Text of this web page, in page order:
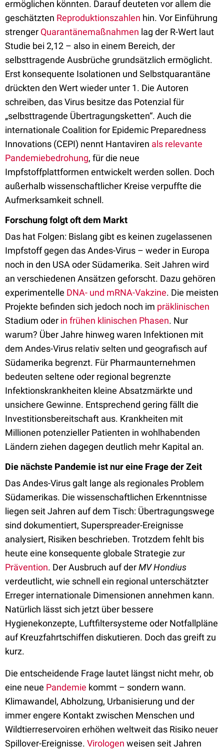
ermöglichen könnten. Darauf deuteten vor allem die
geschätzten Reproduktionszahlen hin. Vor Einführung
strenger Quarantänemaßnahmen lag der R-Wert laut
Studie bei 2,12 – also in einem Bereich, der
selbsttragende Ausbrüche grundsätzlich ermöglicht.
Erst konsequente Isolationen und Selbstquarantäne
drückten den Wert wieder unter 1. Die Autoren
schreiben, das Virus besitze das Potenzial für
„selbsttragende Übertragungsketten“. Auch die
internationale Coalition for Epidemic Preparedness
Innovations (CEPI) nennt Hantaviren als relevante
Pandemiebedrohung, für die neue
Impfstoffplattformen entwickelt werden sollen. Doch
außerhalb wissenschaftlicher Kreise verpuffte die
Aufmerksamkeit schnell.
Forschung folgt oft dem Markt
Das hat Folgen: Bislang gibt es keinen zugelassenen
Impfstoff gegen das Andes-Virus – weder in Europa
noch in den USA oder Südamerika. Seit Jahren wird
an verschiedenen Ansätzen geforscht. Dazu gehören
experimentelle DNA- und mRNA-Vakzine. Die meisten
Projekte befinden sich jedoch noch im präklinischen
Stadium oder in frühen klinischen Phasen. Nur
warum? Über Jahre hinweg waren Infektionen mit
dem Andes-Virus relativ selten und geografisch auf
Südamerika begrenzt. Für Pharmaunternehmen
bedeuten seltene oder regional begrenzte
Infektionskrankheiten kleine Absatzmärkte und
unsichere Gewinne. Entsprechend gering fällt die
Investitionsbereitschaft aus. Krankheiten mit
Millionen potenzieller Patienten in wohlhabenden
Ländern ziehen dagegen deutlich mehr Kapital an.
Die nächste Pandemie ist nur eine Frage der Zeit
Das Andes-Virus galt lange als regionales Problem
Südamerikas. Die wissenschaftlichen Erkenntnisse
liegen seit Jahren auf dem Tisch: Übertragungswege
sind dokumentiert, Superspreader-Ereignisse
analysiert, Risiken beschrieben. Trotzdem fehlt bis
heute eine konsequente globale Strategie zur
Prävention. Der Ausbruch auf derMVHondius
verdeutlicht, wie schnell ein regional unterschätzter
Erreger internationale Dimensionen annehmen kann.
Natürlich lässt sich jetzt über bessere
Hygienekonzepte, Luftfiltersysteme oder Notfallpläne
auf Kreuzfahrtschiffen diskutieren. Doch das greift zu
kurz.
Die entscheidende Frage lautet längst nicht mehr, ob
eine neue Pandemie kommt – sondern wann.
Klimawandel, Abholzung, Urbanisierung und der
immer engere Kontakt zwischen Menschen und
Wildtierreservoiren erhöhen weltweit das Risiko neuer
Spillover-Ereignisse. Virologen weisen seit Jahren